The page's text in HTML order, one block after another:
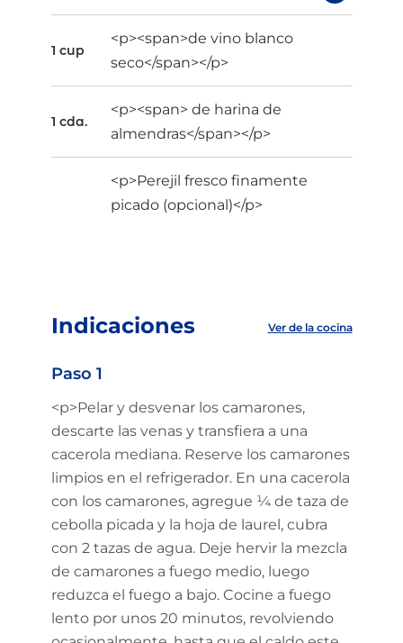
1 cup
<p><span>de vino blanco
seco</span></p>
1 cda.
<p><span> de harina de
almendras</span></p>
<p>Perejil fresco finamente
picado (opcional)</p>
Indicaciones Ver de la cocina
Paso 1
<p>Pelar y desvenar los camarones,
descarte las venas y transfiera a una
cacerola mediana. Reserve los camarones
limpios en el refrigerador. En una cacerola
con los camarones, agregue ¼ de taza de
cebolla picada y la hoja de laurel, cubra
con 2 tazas de agua. Deje hervir la mezcla
de camarones a fuego medio, luego
reduzca el fuego a bajo. Cocine a fuego
lento por unos 20 minutos, revolviendo